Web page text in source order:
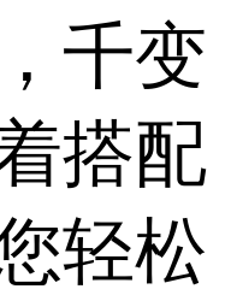
千变
搭配
轻松